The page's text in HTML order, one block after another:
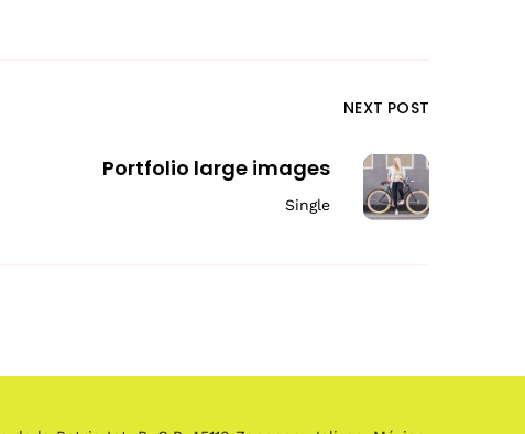
NEXT POST
Portfolio large images
Single